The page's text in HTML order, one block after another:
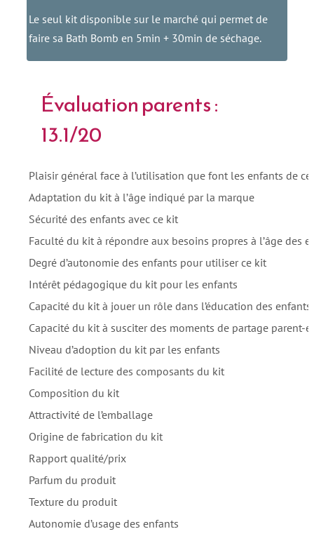
Le seul kit disponible sur le marché qui permet de
faire sa Bath Bomb en 5min + 30min de séchage.
Évaluation parents :
13.1/20
Plaisir général face à l’utilisation que font les enfants de
Adaptation du kit à l’âge indiqué par la marque
Sécurité des enfants avec ce kit
Faculté du kit à répondre aux besoins propres à l’âge des
Degré d’autonomie des enfants pour utiliser ce kit
Intérêt pédagogique du kit pour les enfants
Capacité du kit à jouer un rôle dans l’éducation des enfants
Capacité du kit à susciter des moments de partage parent-
Niveau d’adoption du kit par les enfants
Facilité de lecture des composants du kit
Composition du kit
Attractivité de l’emballage
Origine de fabrication du kit
Rapport qualité/prix
Parfum du produit
Texture du produit
Autonomie d’usage des enfants